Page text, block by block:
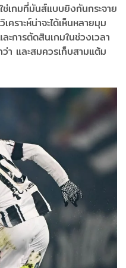
เกมที่มันส์แบบยิงกันกระจาย
ราะห์น่าจะได้เห็นหลายมุม
การตัดสินเกมในช่วงเวลา
า และสมควรเก็บสามแต้ม